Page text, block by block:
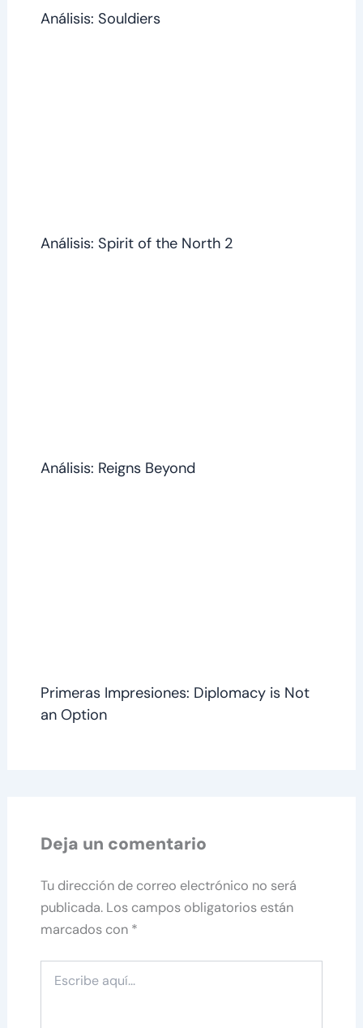
Análisis: Souldiers
Análisis: Spirit of the North 2
Análisis: Reigns Beyond
Primeras Impresiones: Diplomacy is Not
an Option
Deja un comentario
Tu dirección de correo electrónico no será
publicada. Los campos obligatorios están
marcados con *
aquí...